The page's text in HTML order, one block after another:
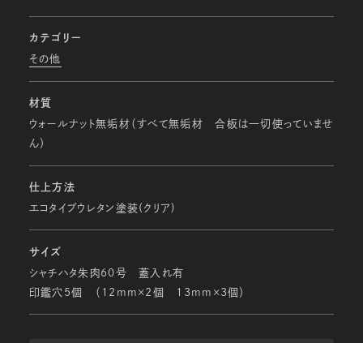
カテゴリー
その他
材質
ウォールナット無垢材（すべて無垢材 合板は一切使っていませ
ん）
仕上方法
エコタイプウレタン塗装(クリア)
サイズ
シャチハタ朱肉60号 蓋入れ有
印鑑穴5個 （12ｍｍ×2個 13ｍｍ×3個）